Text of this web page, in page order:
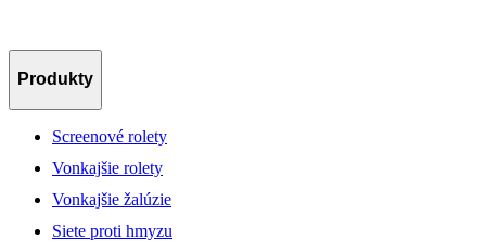
Produkty
Screenové rolety
Vonkajšie rolety
Vonkajšie žalúzie
Siete proti hmyzu